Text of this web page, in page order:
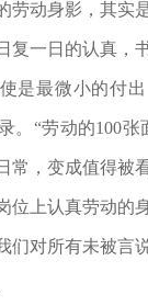
劳动身影，其实
复一日的认真，
是最微小的付
。“劳动的100张
常，变成值得被
位上认真劳动的
们对所有未被言